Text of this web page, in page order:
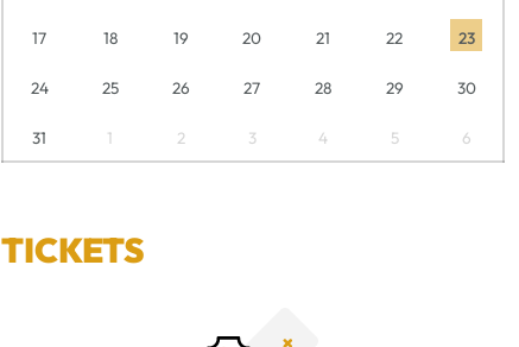
17 18 19 20 21 22 23
24 25 26 27 28 29 30
31 1 2 3 4 5 6
TICKETS